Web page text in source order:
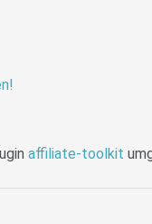
affiliate-toolkit